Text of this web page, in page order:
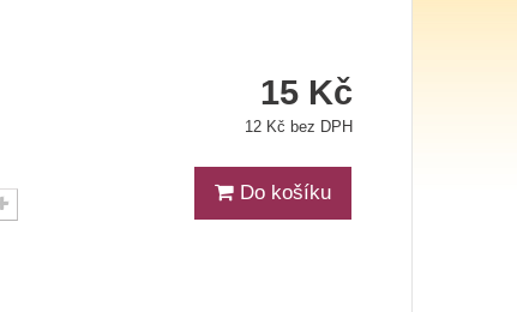
15 Kč
12 Kč bez DPH
Do košíku